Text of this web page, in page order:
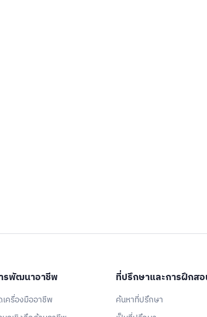
รพัฒนาอาชีพ
เครื่องมืออาชีพ
ที่ปรึกษาและการฝึกส
ค้นหาที่ปรึกษา